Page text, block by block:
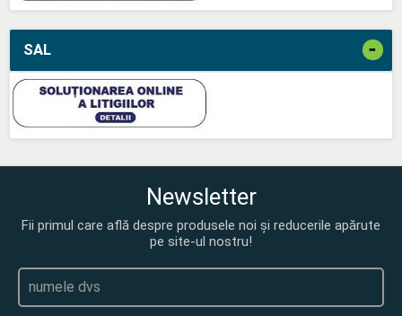
SAL -
Newsletter
Fii primul care află despre produsele noi și reducerile apărute
pe site-ul nostru!